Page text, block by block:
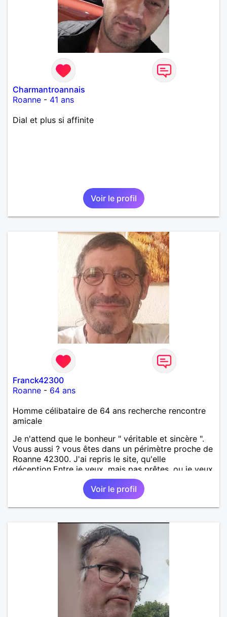
Charmantroannais
Roanne - 41 ans
Dial et plus si affinite
Voir le profil
Franck42300
Roanne - 64 ans
Homme célibataire de 64 ans recherche rencontre
amicale
Je n'attend que le bonheur " véritable et sincère ".
Vous aussi ? vous êtes dans un périmètre proche de
Roanne 42300. J'ai repris le site, qu'elle
déception.Entre je veux, mais pas prêtes. ou je veux
répondre quand quand j'en ais envie. Stop sois on
ais ai là pour partager où retrouver vous!. Une
impression d'être ce que l'on as vécu au temps du
bal qu'elles sont là sur le banc et de ne pas vouloir
pris un abonnement sur 1 mois mais je ne ne
renouvelle pas ?. Gros soucie des abonnées qui ne
veulent ?? Je ne sais quoi ?
Voir le profil